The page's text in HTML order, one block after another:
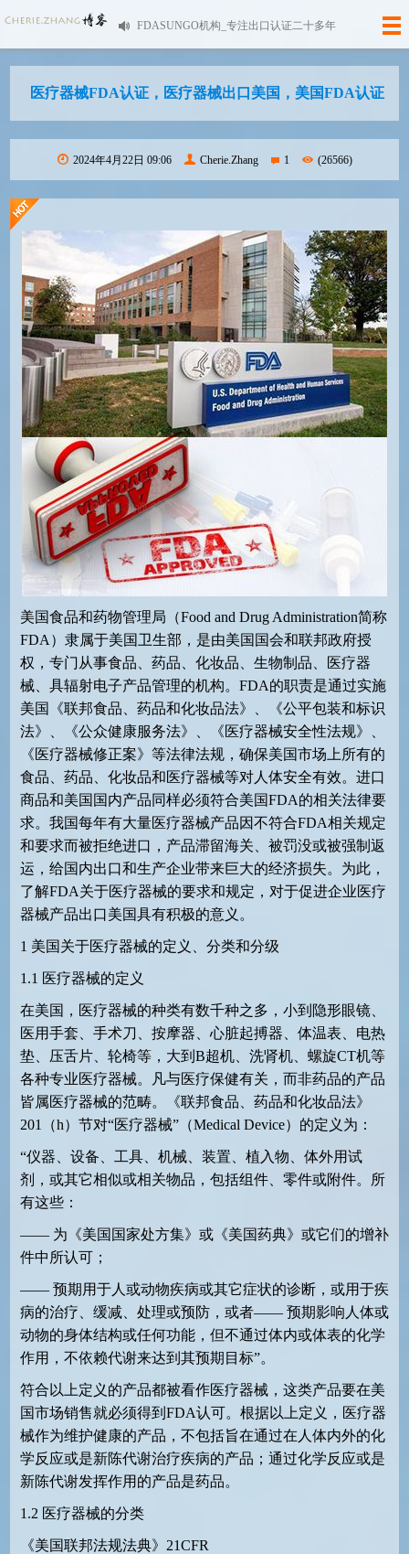
FDASUNGO机构_专注出口认证二十多年
医疗器械FDA认证，医疗器械出口美国，美国FDA认证
2024年4月22日 09:06 Cherie.Zhang 1 (26566)
美国食品和药物管理局（Food and Drug Administration简称
FDA ）隶属于美国卫生部，是由美国国会和联邦政府授
权，专门从事食品、药品、化妆品、生物制品、医疗器
械、具辐射电子产品管理的机构。 FDA的职责是通过实施
美国《联邦食品、药品和化妆品法》、《公平包装和标识
法》、《公众健康服务法》、《医疗器械安全性法规》、
《医疗器械修正案》等法律法规，确保美国市场上所有的
食品、药品、化妆品和医疗器械等对人体安全有效。进口
商品和美国国内产品同样必须符合美国FDA的相关法律要
求。我国每年有大量医疗器械产品因不符合FDA相关规定
和要求而被拒绝进口，产品滞留海关、被罚没或被强制返
运，给国内出口和生产企业带来巨大的经济损失。为此，
了解FDA关于医疗器械的要求和规定，对于促进企业医疗
器械产品出口美国具有积极的意义。
1 美国关于医疗器械的定义、分类和分级
1.1 医疗器械的定义
在美国，医疗器械的种类有数千种之多，小到隐形眼镜、
医用手套、手术刀、按摩器、心脏起搏器、体温表、电热
垫、压舌片、轮椅等，大到 B超机、洗肾机、螺旋CT机等
各种专业医疗器械。凡与医疗保健有关，而非药品的产品
皆属医疗器械的范畴。《联邦食品、药品和化妆品法》
201
（h）节对“医疗器械”（Medical Device）的定义为：
“仪器、设备、工具、机械、装置、植入物、体外用试
剂，或其它相似或相关物品，包括组件、零件或附件。所
有这些：
—— 为《美国国家处方集》或《美国药典》或它们的增补
件中所认可；
—— 预期用于人或动物疾病或其它症状的诊断，或用于疾
病的治疗、缓减、处理或预防，或者—— 预期影响人体或
动物的身体结构或任何功能，但不通过体内或体表的化学
作用，不依赖代谢来达到其预期目标”。
符合以上定义的产品都被看作医疗器械，这类产品要在美
国市场销售就必须得到 FDA认可。根据以上定义，医疗器
械作为维护健康的产品，不包括旨在通过在人体内外的化
学反应或是新陈代谢治疗疾病的产品；通过化学反应或是
新陈代谢发挥作用的产品是药品。
1.2 医疗器械的分类
《美国联邦法规法典》 21CFR